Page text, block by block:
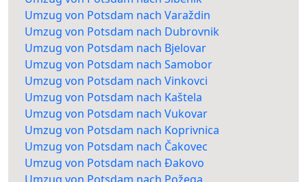
Umzug von Potsdam nach Varaždin
Umzug von Potsdam nach Dubrovnik
Umzug von Potsdam nach Bjelovar
Umzug von Potsdam nach Samobor
Umzug von Potsdam nach Vinkovci
Umzug von Potsdam nach Kaštela
Umzug von Potsdam nach Vukovar
Umzug von Potsdam nach Koprivnica
Umzug von Potsdam nach Čakovec
Umzug von Potsdam nach Đakovo